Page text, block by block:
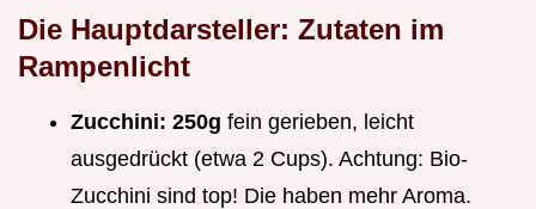
Die Hauptdarsteller: Zutaten im
Rampenlicht
Zucchini: 250g fein gerieben, leicht
ausgedrückt (etwa 2 Cups). Achtung: Bio-
Zucchini sind top! Die haben mehr Aroma.